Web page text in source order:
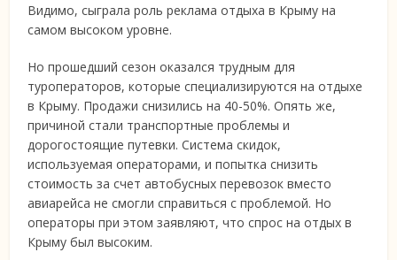
Видимо, сыграла роль реклама отдыха в Крыму на
самом высоком уровне.
Но прошедший сезон оказался трудным для
туроператоров, которые специализируются на отдыхе
в Крыму. Продажи снизились на 40-50%. Опять же,
причиной стали транспортные проблемы и
дорогостоящие путевки. Система скидок,
используемая операторами, и попытка снизить
стоимость за счет автобусных перевозок вместо
авиарейса не смогли справиться с проблемой. Но
операторы при этом заявляют, что спрос на отдых в
Крыму был высоким.